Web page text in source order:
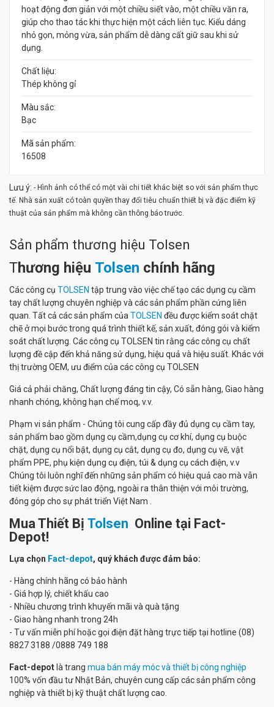
hoạt động đơn giản với một chiều siết vào, một chiều văn ra,
giúp cho thao tác khi thực hiện một cách liên tục. Kiểu dáng
nhỏ gọn, mỏng vừa, sản phẩm dễ dàng cất giữ sau khi sử
dụng.
Chất liệu:
Thép không gỉ
Màu sắc:
Bạc
Mã sản phẩm:
16508
Lưu ý: - Hình ảnh có thể có một vài chi tiết khác biệt so với sản phẩm thực
tế. Nhà sản xuất có toàn quyền thay đổi tiêu chuẩn thiết bị và đặc điểm kỹ
thuật của sản phẩm mà không cần thông báo trước.
Sản phẩm thương hiệu Tolsen
Thương hiệu Tolsen chính hãng
Các công cụ TOLSEN tập trung vào việc chế tạo các dụng cụ cầm
tay chất lượng chuyên nghiệp và các sản phẩm phần cứng liên
quan. Tất cả các sản phẩm của TOLSEN đều được kiểm soát chặt
chẽ ở mọi bước trong quá trình thiết kế, sản xuất, đóng gói và kiểm
soát chất lượng. Các công cụ TOLSEN tin rằng các công cụ chất
lượng đề cập đến khả năng sử dụng, hiệu quả và hiệu suất. Khác với
thị trường OEM, ưu điểm của các công cụ TOLSEN
Giá cả phải chăng, Chất lượng đáng tin cậy, Có sẵn hàng, Giao hàng
nhanh chóng, không hạn chế moq, v.v.
Phạm vi sản phẩm - Chúng tôi cung cấp đầy đủ dụng cụ cầm tay,
sản phẩm bao gồm dụng cụ cầm,dụng cụ cơ khí, dụng cụ buộc
chặt, dụng cụ nổi bật, dụng cụ cắt, dụng cụ đo, dụng cụ vẽ, vật
phẩm PPE, phụ kiện dụng cụ điện, túi & dụng cụ cách điện, v.v
Chúng tôi luôn nghĩ đến những sản phẩm có hiệu quả cao mà vẫn
tiết kiệm được sức lao động, ngoài ra thân thiện với môi trường,
đóng góp cho sự phát triển Việt Nam .
Mua Thiết Bị Tolsen Online tại Fact-
Depot!
Lựa chọn Fact-depot, quý khách được đảm bảo:
- Hàng chính hãng có bảo hành
- Giá hợp lý, chiết khấu cao
- Nhiều chương trình khuyến mãi và quà tặng
- Giao hàng nhanh trong 24h
- Tư vấn miễn phí hoặc gọi điện đặt hàng trực tiếp tại hotline (08)
8827 3188 /0888 749 188
Fact-depot là trang mua bán máy móc và thiết bị công nghiệp
100% vốn đầu tư Nhật Bản, chuyên cung cấp các sản phẩm công
nghiệp và thiết bị kỹ thuật chất lượng cao.